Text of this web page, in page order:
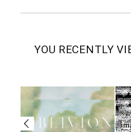
YOU RECENTLY